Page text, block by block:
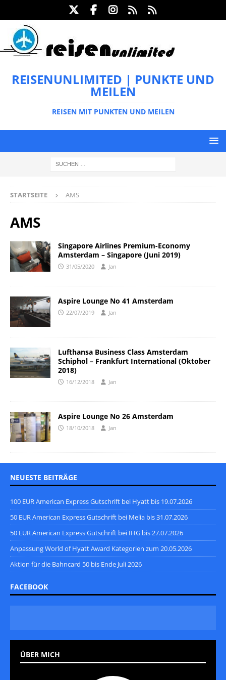
REISENUNLIMITED | PUNKTE UND
MEILEN
REISEN MIT PUNKTEN UND MEILEN
STARTSEITE AMS
AMS
Singapore Airlines Premium-Economy
Amsterdam – Singapore (Juni 2019)
31/05/2020 Jan
Aspire Lounge No 41 Amsterdam
22/07/2019 Jan
Lufthansa Business Class Amsterdam
Schiphol – Frankfurt International (Oktober
2018)
16/12/2018 Jan
Aspire Lounge No 26 Amsterdam
18/10/2018 Jan
NEUESTE BEITRÄGE
100 EUR American Express Gutschrift bei Hyatt bis 19.07.2026
50 EUR American Express Gutschrift bei Melia bis 31.07.2026
50 EUR American Express Gutschrift bei IHG bis 27.07.2026
Anpassung World of Hyatt Award Kategorien zum 20.05.2026
Aktion für die Bahncard 50 bis Ende Juli 2026
FACEBOOK
ÜBER MICH